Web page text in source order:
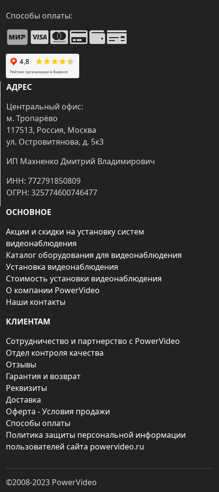
Способы оплаты:
АДРЕС
Центральный офис:
м. Тропарёво
117513, Россия, Москва
ул. Островитянова, д. 5к3
ИП Махненко Дмитрий Владимирович
ИНН: 772791850809
ОГРН: 325774600746477
ОСНОВНОЕ
Акции и скидки на установку систем
видеонаблюдения
Каталог оборудования для видеонаблюдения
Установка видеонаблюдения
Стоимость установки видеонаблюдения
О компании PowerVideo
Наши контакты
КЛИЕНТАМ
Сотрудничество и партнерство с PowerVideo
Отдел контроля качества
Отзывы
Гарантия и возврат
Реквизиты
Доставка
Оферта - Условия продажи
Способы оплаты
Политика защиты персональной информации
пользователей сайта powervideo.ru
©2008-2023 PowerVideo